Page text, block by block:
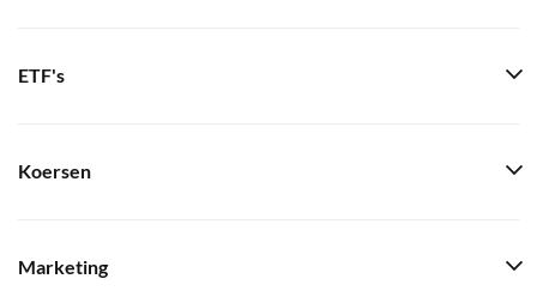
ETF's
Koersen
Marketing